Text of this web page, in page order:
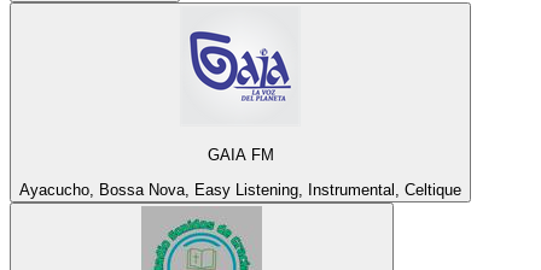
GAIA FM
Ayacucho, Bossa Nova, Easy Listening, Instrumental, Celtique